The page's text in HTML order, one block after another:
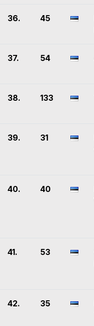
36. 45
37. 54
38. 133
39. 31
40. 40
41. 53
42. 35